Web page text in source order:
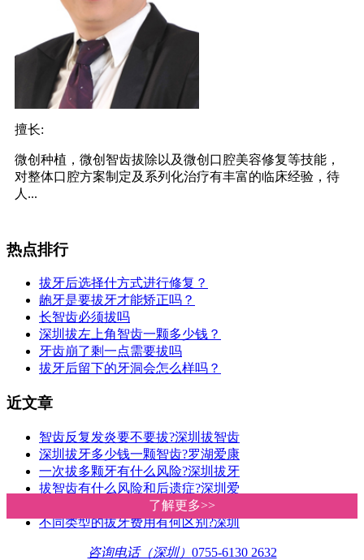
了解更多>>
了解更多>>
擅长:
微创种植，微创智齿拔除以及微创口腔美容修复等技能，
对整体口腔方案制定及系列化治疗有丰富的临床经验，待
人...
热点排行
拔牙后选择什方式进行修复？
龅牙是要拔牙才能矫正吗？
长智齿必须拔吗
深圳拔左上角智齿一颗多少钱？
牙齿崩了剩一点需要拔吗
拔牙后留下的牙洞会怎么样吗？
近文章
智齿反复发炎要不要拔?深圳拔智齿
深圳拔牙多少钱一颗智齿?罗湖爱康
一次拔多颗牙有什么风险?深圳拔牙
拔智齿有什么风险和后遗症?深圳爱
深圳罗湖牙科诊所拔牙收费贵唔贵
不同类型的拔牙费用有何区别?深圳
咨询电话（深圳） 0755-6130 2632